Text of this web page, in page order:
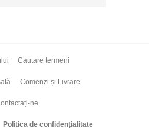
Cautare termeni
Comenzi și Livrare
ne
Politica de confidențialitate